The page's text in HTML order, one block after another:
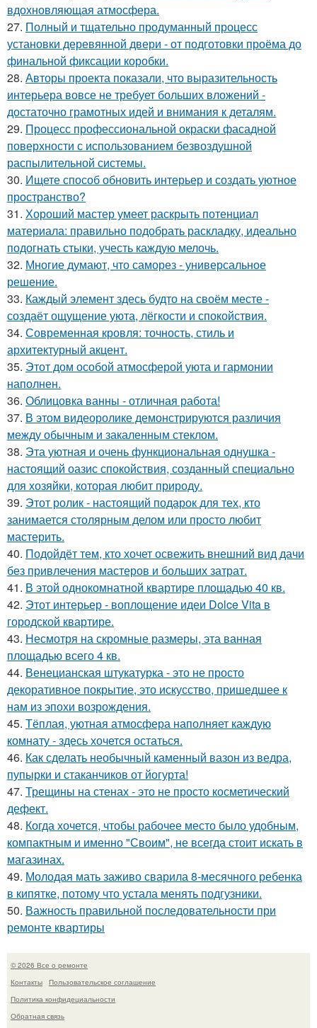
вдохновляющая атмосфера.
27. Полный и тщательно продуманный процесс
установки деревянной двери - от подготовки проёма до
финальной фиксации коробки.
28. Авторы проекта показали, что выразительность
интерьера вовсе не требует больших вложений -
достаточно грамотных идей и внимания к деталям.
29. Процесс профессиональной окраски фасадной
поверхности с использованием безвоздушной
распылительной системы.
30. Ищете способ обновить интерьер и создать уютное
пространство?
31. Хороший мастер умеет раскрыть потенциал
материала: правильно подобрать раскладку, идеально
подогнать стыки, учесть каждую мелочь.
32. Многие думают, что саморез - универсальное
решение.
33. Каждый элемент здесь будто на своём месте -
создаёт ощущение уюта, лёгкости и спокойствия.
34. Современная кровля: точность, стиль и
архитектурный акцент.
35. Этот дом особой атмосферой уюта и гармонии
наполнен.
36. Облицовка ванны - отличная работа!
37. В этом видеоролике демонстрируются различия
между обычным и закаленным стеклом.
38. Эта уютная и очень функциональная однушка -
настоящий оазис спокойствия, созданный специально
для хозяйки, которая любит природу.
39. Этот ролик - настоящий подарок для тех, кто
занимается столярным делом или просто любит
мастерить.
40. Подойдёт тем, кто хочет освежить внешний вид дачи
без привлечения мастеров и больших затрат.
41. В этой однокомнатной квартире площадью 40 кв.
42. Этот интерьер - воплощение идеи Dolce Vita в
городской квартире.
43. Несмотря на скромные размеры, эта ванная
площадью всего 4 кв.
44. Венецианская штукатурка - это не просто
декоративное покрытие, это искусство, пришедшее к
нам из эпохи возрождения.
45. Тёплая, уютная атмосфера наполняет каждую
комнату - здесь хочется остаться.
46. Как сделать необычный каменный вазон из ведра,
пупырки и стаканчиков от йогурта!
47. Трещины на стенах - это не просто косметический
дефект.
48. Когда хочется, чтобы рабочее место было удобным,
компактным и именно "Своим", не всегда стоит искать в
магазинах.
49. Молодая мать заживо сварила 8-месячного ребенка
в кипятке, потому что устала менять подгузники.
50. Важность правильной последовательности при
ремонте квартиры
© 2026 Все о ремонте
Контакты
Пользовательское соглашение
Политика конфидециальности
Обратная связь